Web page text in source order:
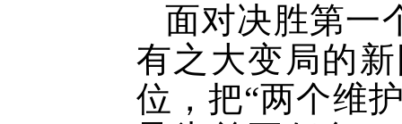
面对决胜第一
有之大变局的
位，把“两个维